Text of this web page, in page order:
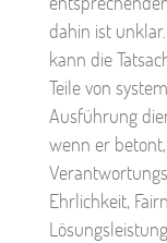
dahin ist
kann die
Teile von
Ausführung
wenn er
Ehrlichkeit,